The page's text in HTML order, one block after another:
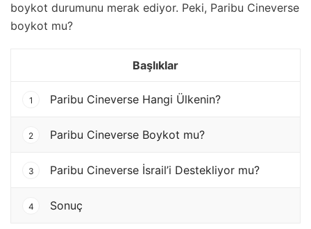
boykot durumunu merak ediyor. Peki, Paribu Cineverse
boykot mu?
Başlıklar
1 Paribu Cineverse Hangi Ülkenin?
2 Paribu Cineverse Boykot mu?
3 Paribu Cineverse İsrail’i Destekliyor mu?
4 Sonuç